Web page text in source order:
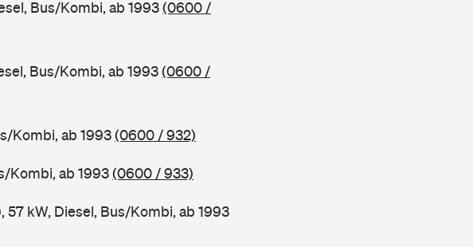
Bus/Kombi, ab 1993(0600 /
Bus/Kombi, ab 1993(0600 /
Kombi, ab 1993(0600 / 932)
Kombi, ab 1993(0600 / 933)
57 kW, Diesel, Bus/Kombi, ab 1993